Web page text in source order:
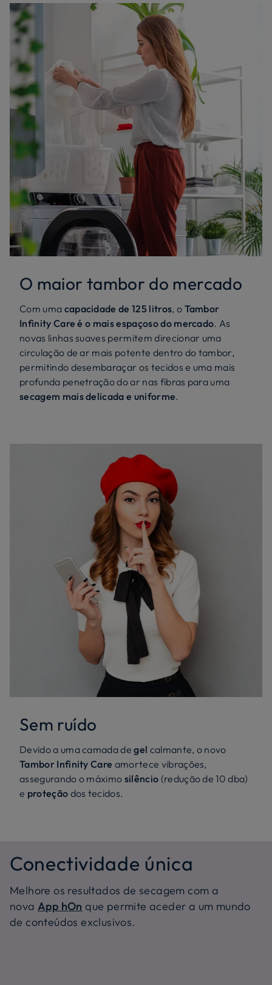
O maior tambor do mercado
Com uma capacidade de 125 litros, o Tambor
Infinity Care é o mais espaçoso do mercado. As
novas linhas suaves permitem direcionar uma
circulação de ar mais potente dentro do tambor,
permitindo desembaraçar os tecidos e uma mais
profunda penetração do ar nas fibras para uma
secagem mais delicada e uniforme.
Sem ruído
Devido a uma camada degel calmante, o novo
Tambor Infinity Care amortece vibrações,
assegurando o máximo silêncio (redução de 10 dba)
e proteção dos tecidos.
Conectividade única
Melhore os resultados de secagem com a
nova App hOn que permite aceder a um mundo
de conteúdos exclusivos.